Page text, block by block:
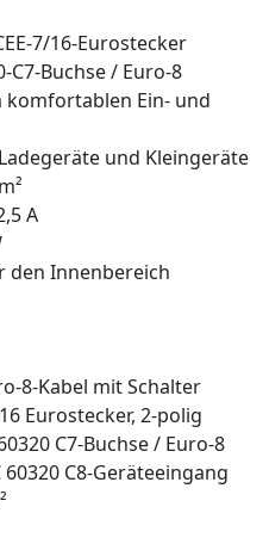
7/16-Eurostecker
C7-Buchse / Euro-8
Ein- und
und Kleingeräte
A
den Innenbereich
8-Kabel mit Schalter
Eurostecker, 2-polig
C7-Buchse / Euro-8
C8-Geräteeingang